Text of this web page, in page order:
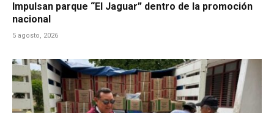
Impulsan parque “El Jaguar” dentro de la promoción
nacional
5 agosto, 2026